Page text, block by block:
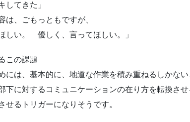
てきた」
、ごもっともですが、
しい。 優しく、言ってほしい。」
この課題
には、基本的に、地道な作業を積み重ねるしかない
下に対するコミュニケーションの在り方を転換させ
せるトリガーになりそうです。